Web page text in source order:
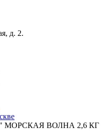
д. 2.
МОРСКАЯ ВОЛНА 2,6 КГ